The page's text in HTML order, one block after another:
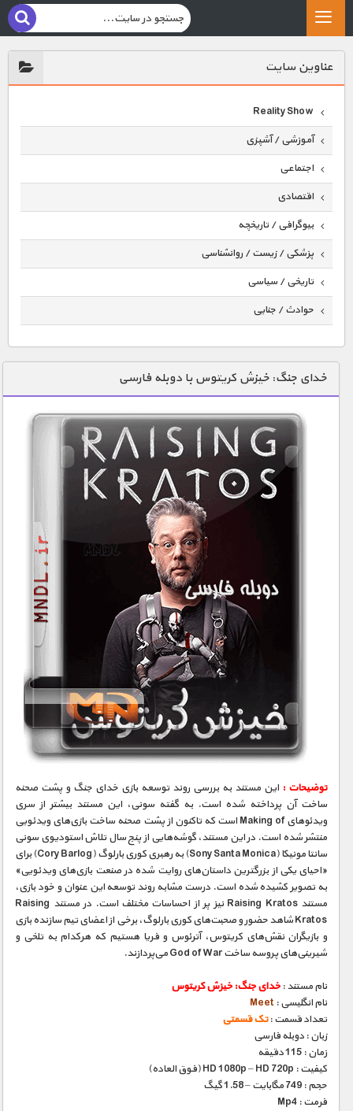
عناوين سايت
Reality Show
آموزشی / آشپزی
اجتماعی
اقتصادی
بیوگرافی / تاریخچه
پزشکی / زیست / روانشناسی
تاریخی / سیاسی
حوادث / جنایی
دنیای خوراکی ها
زمین شناسی / محیط زیست
سازه/ معماری/ مهندسی
سرگرمی
شناخت کودکان
کیهان / نجوم
مستند های اختصاصی
خدای جنگ: خیزش کریتوس با دوبله فارسی
توضیحات : این مستند به بررسی روند توسعه بازی خدای جنگ و پشت صحنه
ساخت آن پرداخته شده است. به گفته سونی، این مستند بیشتر از سری
ویدئوهای Making of است که تاکنون از پشت صحنه ساخت بازی‌های ویدئویی
منتشر شده است. در این مستند، گوشه‌هایی از پنج سال تلاش استودیوی سونی
سانتا مونیکا (Sony Santa Monica) به رهبری کوری بارلوگ (Cory Barlog) برای
«احیای یکی از بزرگترین داستان‌های روایت شده در صنعت بازی‌های ویدئویی»
به تصویر کشیده شده است. درست مشابه روند توسعه این عنوان و خود بازی،
مستند Raising Kratos نیز پر از احساسات مختلف است. در مستند Raising
Kratos شاهد حضور و صحبت‌های کوری بارلوگ، برخی از اعضای تیم سازنده بازی
و بازیگران نقش‌های کریتوس، آترئوس و فریا هستیم که هرکدام به تلخی و
شیرینی‌های پروسه ساخت God of War می‌پردازند.
نام مستند : خدای جنگ: خیزش کریتوس
نام انگلیسی : Meet
تعداد قسمت :تک قسمتی
زبان : دوبله فارسی
زمان : 115 دقیقه
کیفیت : HD 1080p – HD 720p (فوق العاده)
حجم : 749 مگابایت – 1.58 گیگ
فرمت : Mp4